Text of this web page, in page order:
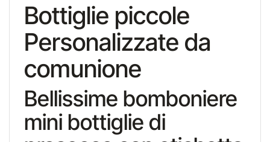
Bottiglie piccole
Personalizzate da
comunione
Bellissime bomboniere
mini bottiglie di